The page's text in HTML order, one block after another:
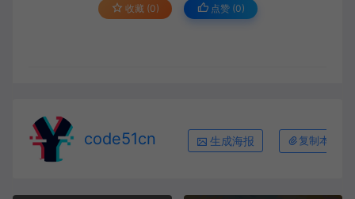
收藏 (0) 点赞 (0)
code51cn 生成海报 复制本文链